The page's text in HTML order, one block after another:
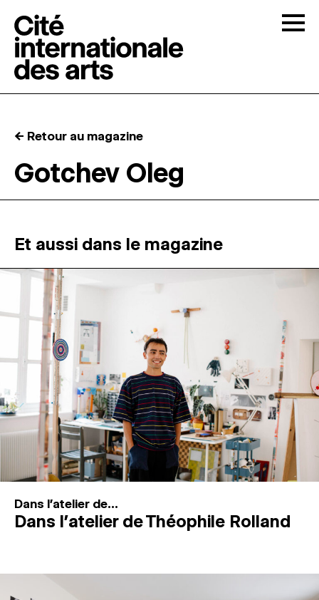
RÉSIDENCES ↓
ATELIERS OUVERTS
PROGRAMMATION
MAGAZINE
ESPACES DE PRATIQUE ARTISTIQUE ↓
Recherche
Connexion
← Retour au magazine
Gotchev Oleg
Et aussi dans le magazine
Dans l'atelier de...
Dans l’atelier de Théophile Rolland